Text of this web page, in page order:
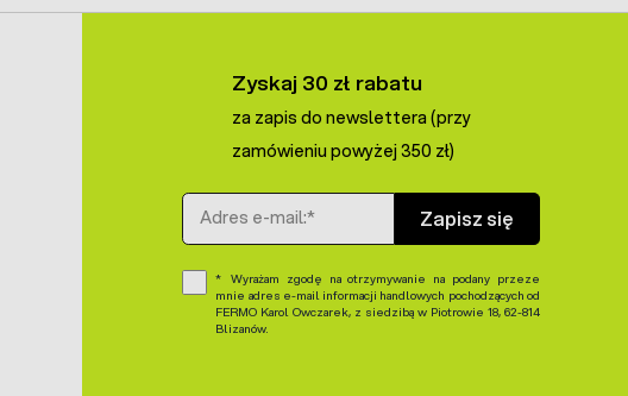
Zyskaj 30 zł rabatu
za zapis do newslettera (przy
zamówieniu powyżej 350 zł)
Adres e-mail
Zapisz się
Wyrażam zgodę na otrzymywanie na podany przeze
mnie adres e-mail informacji handlowych pochodzących od
FERMO Karol Owczarek, z siedzibą w Piotrowie 18, 62-814
Blizanów.